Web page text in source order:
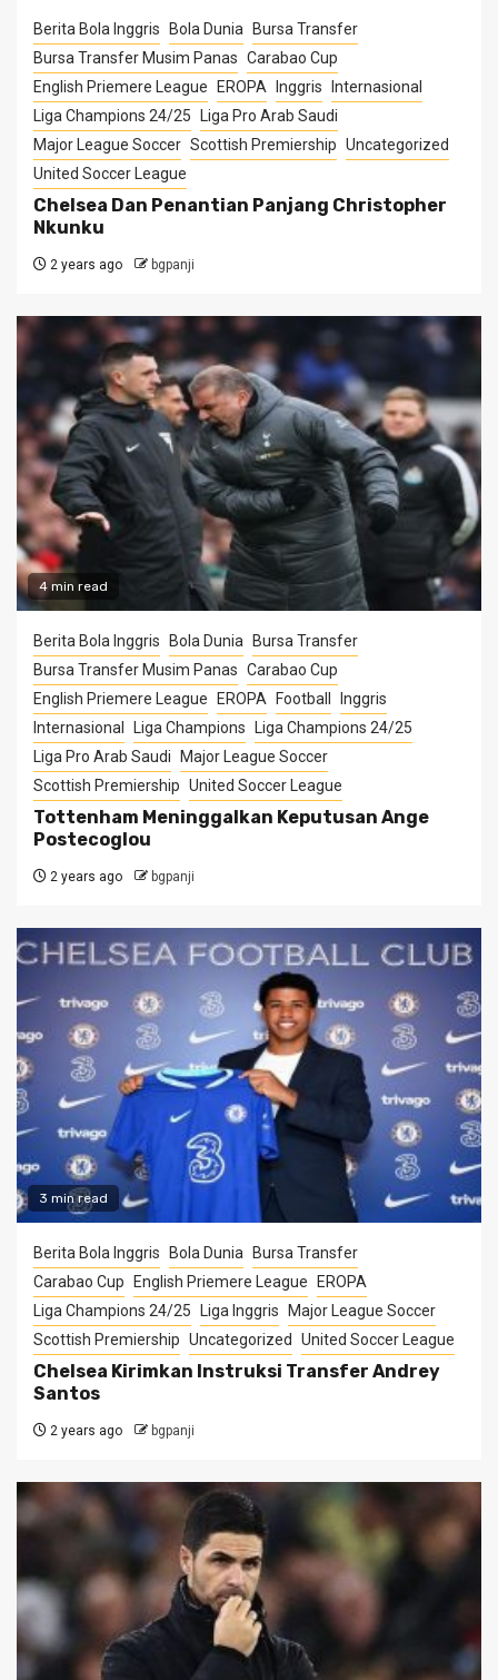
Berita Bola Inggris Bola Dunia
Bursa Transfer
Bursa Transfer Musim Panas Carabao Cup
English Priemere League
EROPA Inggris
Internasional
Liga Champions 24/25
Liga Pro Arab Saudi
Major League Soccer Scottish Premiership Uncategorized
United Soccer League
Chelsea Dan Penantian Panjang Christopher
Nkunku
2 years ago bgpanji
4 min read
Berita Bola Inggris Bola Dunia
Bursa Transfer
Bursa Transfer Musim Panas Carabao Cup
English Priemere League
EROPA Football
Inggris
Internasional
Liga Champions
Liga Champions 24/25
Liga Pro Arab Saudi
Major League Soccer
Scottish Premiership United Soccer League
Tottenham Meninggalkan Keputusan Ange
Postecoglou
2 years ago bgpanji
3 min read
Berita Bola Inggris Bola Dunia
Bursa Transfer
Carabao Cup
English Priemere League
EROPA
Liga Champions 24/25
Liga Inggris
Major League Soccer
Scottish Premiership Uncategorized United Soccer League
Chelsea Kirimkan Instruksi Transfer Andrey
Santos
2 years ago bgpanji